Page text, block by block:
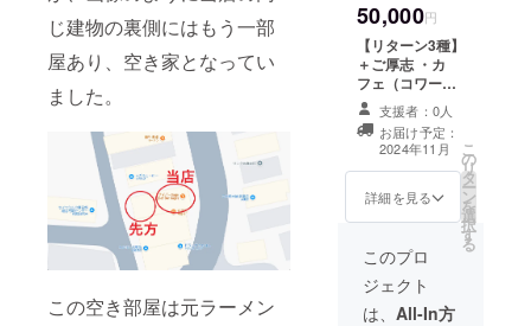
じ建物の裏側にはもう一部
屋あり、空き家となってい
ました。
この空き部屋は元ラーメン
※支援額が目標以
上になりました
ら別途アナウン
スし有効期限を
延長いたします
50,000円
【リターン3種】
＋ご厚志 ・カ
フェ（コワーキ
ングスペース）
回数券 ・バータ
イム チャージ
料金&キープボ
トル1本ご提供チ
ケット ・オリジ
間：2024年11月
23日まで ※支援
額が目標以上に
なりましたら別
支援者：0人
お届け予定：
2024年11月
詳細を見る
こ
の
リ
タ
ー
ン
を
選
択
す
る
このプロ
ジェクト
は、 All-In方